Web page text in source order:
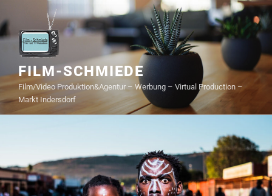
FILM-SCHMIEDE
Film/Video Produktion&Agentur – Werbung – Virtual Production –
Markt Indersdorf